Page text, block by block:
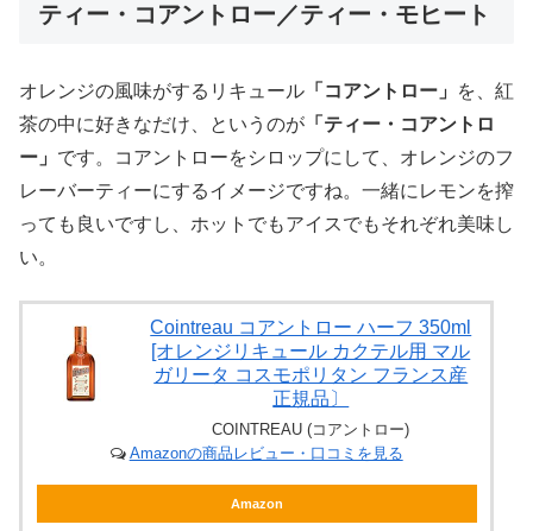
ティー・コアントロー／ティー・モヒート
オレンジの風味がするリキュール 「コアントロー」
を、紅
茶の中に好きなだけ、というのが 「ティー・コアントロ
ー」 です。コアントローをシロップにして、オレンジのフ
レーバーティーにするイメージですね。一緒にレモンを搾
っても良いですし、ホットでもアイスでもそれぞれ美味し
い。
Cointreau コアントロー ハーフ 350ml
[オレンジリキュール カクテル用 マル
ガリータ コスモポリタン フランス産
正規品〕
COINTREAU (コアントロー)
Amazonの商品レビュー・口コミを見る
Amazon